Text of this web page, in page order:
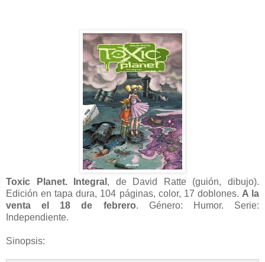
Toxic Planet. Integral , de David Ratte (guión, dibujo).
Edición en tapa dura, 104 páginas, color, 17 doblones. A la
venta el 18 de febrero. Género: Humor. Serie:
Independiente.
Sinopsis: